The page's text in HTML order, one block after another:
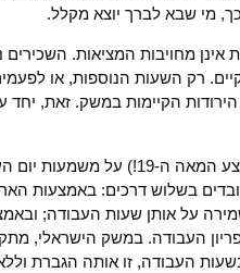
מי שבא לברך יוצא מקלל.
מחויבות המציאות. השכירים
רק השעות הנוספות, או
הקיימות במשק. זאת, יחד
קרל מרקס כבר עמד (באמצע המאה
בשלוש דרכים: באמצעות
על אותן שעות העבודה;
העבודה. במשק הישראלי,
העבודה, זו אותה הגברת